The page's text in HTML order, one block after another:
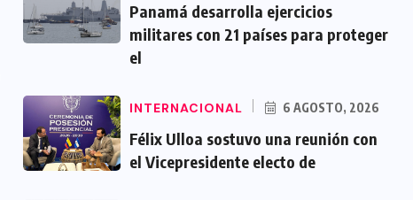
Panamá desarrolla ejercicios
militares con 21 países para proteger
el
INTERNACIONAL 6 AGOSTO, 2026
Félix Ulloa sostuvo una reunión con
el Vicepresidente electo de